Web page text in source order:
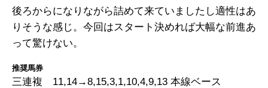
後ろからになりながら詰めて来ていましたし適性はあ
りそうな感じ。今回はスタート決めれば大幅な前進あ
って驚けない。
推奨馬券
三連複 11,14→8,15,3,1,10,4,9,13 本線ベース